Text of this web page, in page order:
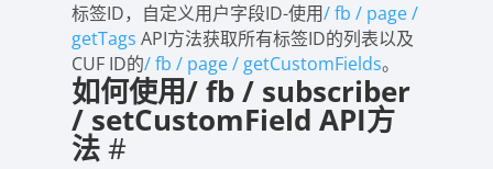
标签ID，自定义用户字段ID-使用/ fb / page /
getTags API方法获取所有标签ID的列表以及
CUF ID的/ fb / page / getCustomFields。
如何使用/ fb / subscriber
/ setCustomField API方
法#